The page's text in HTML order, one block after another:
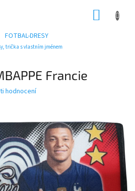
FOTBAL-DRESY
trička s vlastním jménem
Francie
hodnocení